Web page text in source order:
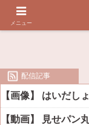
配信記事
メニュー